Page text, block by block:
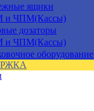
ящики
и ЧПМ(Кассы)
дозаторы
и ЧПМ(Кассы)
оборудование